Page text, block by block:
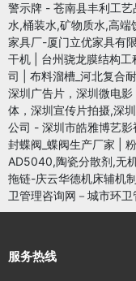
警示牌 - 苍南县丰利工艺
水,桶装水,矿物质水,高端
家具厂-厦门立优家具有
干机
台州骁龙膜结构工
司
布料溜槽_河北复合
深圳广告片，深圳微电
体，深圳宣传片拍摄,深
公司 - 深圳市皓雅博艺影
封蝶阀_蝶阀生产厂家
AD5040,陶瓷分散剂,无
拖链-庆云华德机床辅机
卫管理咨询网－城市环
服务热线